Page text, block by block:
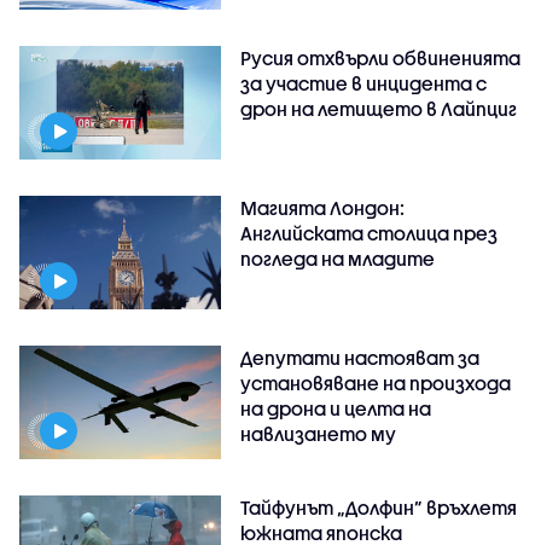
Русия отхвърли обвиненията
за участие в инцидента с
дрон на летището в Лайпциг
Магията Лондон:
Английската столица през
погледа на младите
Депутати настояват за
установяване на произхода
на дрона и целта на
навлизането му
Тайфунът „Долфин” връхлетя
южната японска